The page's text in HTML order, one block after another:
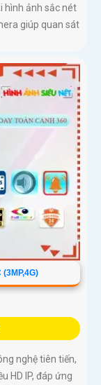
hình ảnh sắc nét
giúp quan sát
(3MP,4G)
nghệ tiên tiến,
HD IP, đáp ứng